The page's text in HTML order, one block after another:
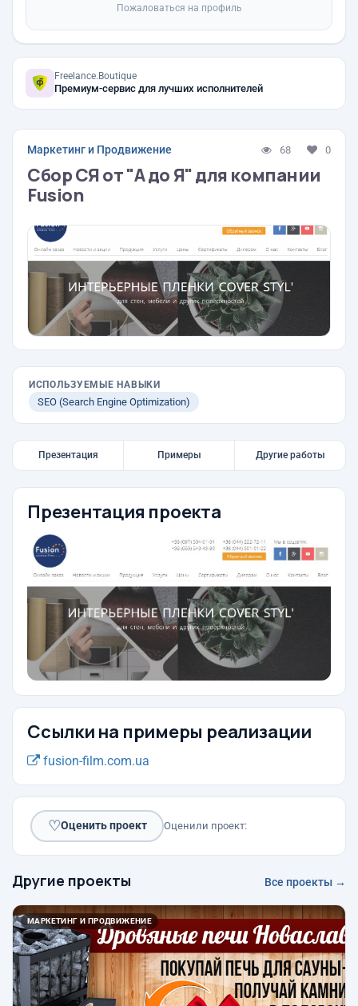
Пожаловаться на профиль
Freelance.Boutique
Премиум-сервис для лучших исполнителей
Маркетинг и Продвижение 68 0
Сбор СЯ от "А до Я" для компании
Fusion
ИСПОЛЬЗУЕМЫЕ НАВЫКИ
SEO (Search Engine Optimization)
Презентация Примеры Другие работы
Презентация проекта
Ссылки на примеры реализации
fusion-film.com.ua
♡Оценить проект Оценили проект:
Другие проекты Все проекты →
МАРКЕТИНГ И ПРОДВИЖЕНИЕ